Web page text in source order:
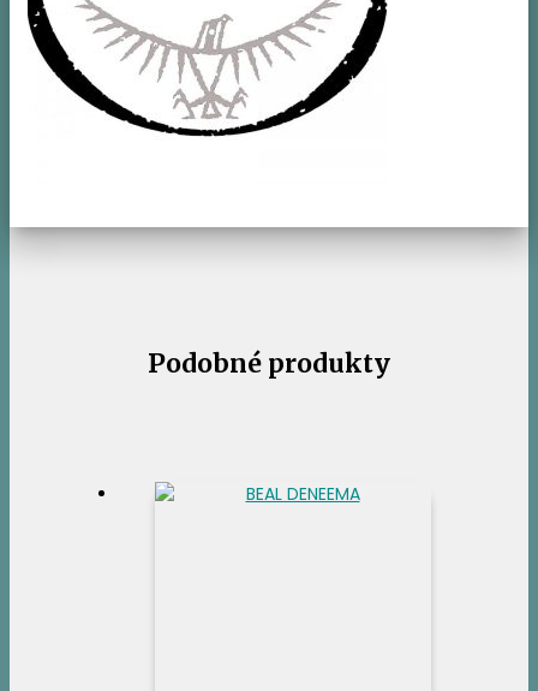
Podobné produkty